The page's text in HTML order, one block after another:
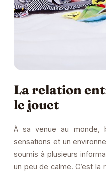
La relation
le jouet
À sa venue au monde,
sensations et un
soumis à plusieurs
un peu de calme. C’est